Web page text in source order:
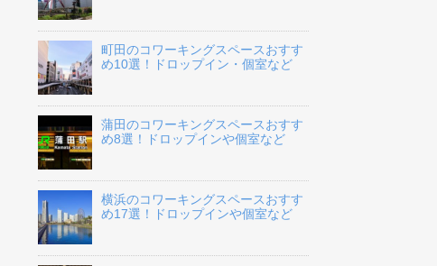
町田のコワーキングスペースおすす
め10選！ドロップイン・個室など
蒲田のコワーキングスペースおすす
め8選！ドロップインや個室など
横浜のコワーキングスペースおすす
め17選！ドロップインや個室など